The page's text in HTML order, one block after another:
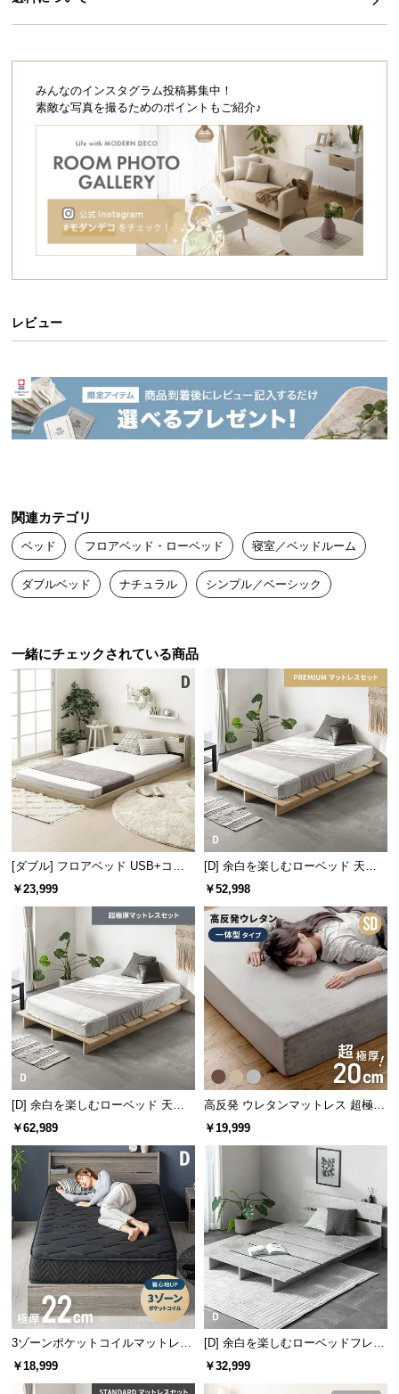
ョ
ピ
い
配
送
料
て
大
型
商
配
て
中
型
品
の
配
送
に
つ
い
て
小
型
商
品
の
つ
い
て
開
梱
設
置
サ
ト&USBポートを装備した充実の機能。床に近いベッ
ドは落ち着きがあり、開放的な空間を生みます。
暮らしに馴染むフロアベッド
安心してくつろげる高さ
床面が低いのでマットレスを敷いても高くなり過ぎ
ず、安心してくつろげます。お子様のいるご家庭に
も◎
約1.2㎝
空間を広く見せるロースタイル
高さはわずか45㎝
。ベッド全体を低く設計している
ため、圧迫感が少なくお部屋を広々と感じられま
す。
みんなのインスタグラム投稿募集中！
素敵な写真を撮るためのポイントもご紹介♪
レビュー
関連カテゴリ
ベッド フロアベッド・ローベッド 寝室／ベッドルーム
ダブルベッド ナチュラル シンプル／ベーシック
一緒にチェックされている商品
[ダブル] フロアベッド USB+コン
セント
￥23,999
[D] 余白を楽しむローベッド 天然
木調 ステージベッド プレミアムマ
￥52,998
[D] 余白を楽しむローベッド 天然
木調 ステージベッド 超極厚マット
￥62,989
高反発 ウレタンマットレス 超極厚
20cm 一体型 フラットタイプ [SD]
￥19,999
3ゾーンポケットコイルマットレス
厚さ22cm D ブラック
￥18,999
[D] 余白を楽しむローベッドフレー
ム 天然木調 ステージベッド 2口コ
￥32,999